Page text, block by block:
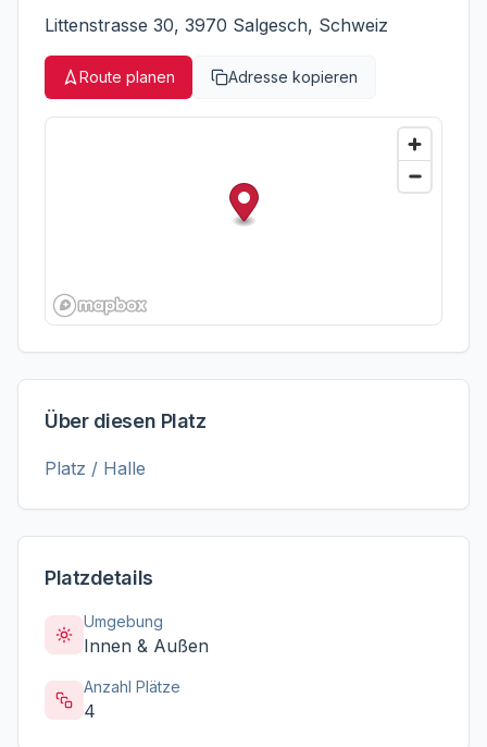
Littenstrasse 30, 3970 Salgesch, Schweiz
Route planen Adresse kopieren
Über diesen Platz
Platz / Halle
Platzdetails
Umgebung
Innen & Außen
Anzahl Plätze
4